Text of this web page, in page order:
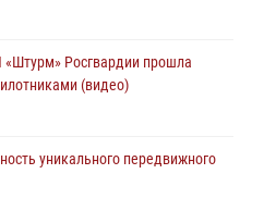
Росгвардии прошла
(видео)
уникального передвижного